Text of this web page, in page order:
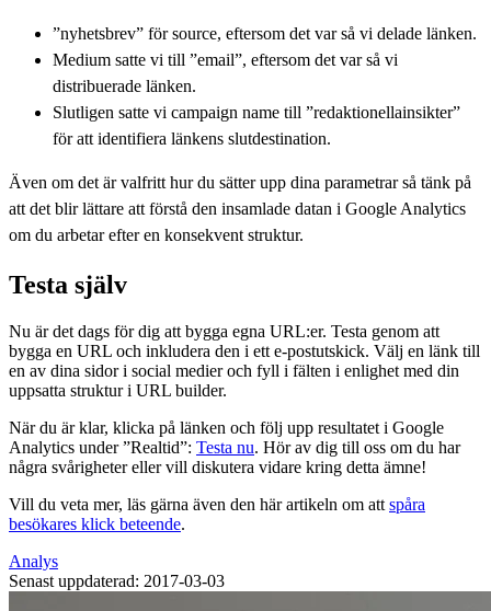
”nyhetsbrev” för source, eftersom det var så vi delade länken.
Medium satte vi till ”email”, eftersom det var så vi
distribuerade länken.
Slutligen satte vi campaign name till ”redaktionellainsikter”
för att identifiera länkens slutdestination.
Även om det är valfritt hur du sätter upp dina parametrar så tänk på
att det blir lättare att förstå den insamlade datan i Google Analytics
om du arbetar efter en konsekvent struktur.
Testa själv
Nu är det dags för dig att bygga egna URL:er. Testa genom att
bygga en URL och inkludera den i ett e-postutskick. Välj en länk till
en av dina sidor i social medier och fyll i fälten i enlighet med din
uppsatta struktur i URL builder.
När du är klar, klicka på länken och följ upp resultatet i Google
Analytics under ”Realtid”: Testa nu. Hör av dig till oss om du har
några svårigheter eller vill diskutera vidare kring detta ämne!
Vill du veta mer, läs gärna även den här artikeln om att spåra
besökares klick beteende.
Analys
Senast uppdaterad: 2017-03-03